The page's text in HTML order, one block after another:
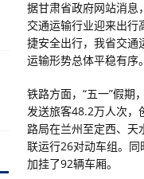
据甘肃省政府网站消息
交通运输行业迎来出
捷安全出行，我省交通
运输形势总体平稳有序。
铁路方面，“五一”假期
发送旅客48.2万人次，
路局在兰州至定西、
联运行26对动车组。
加挂了92辆车厢。